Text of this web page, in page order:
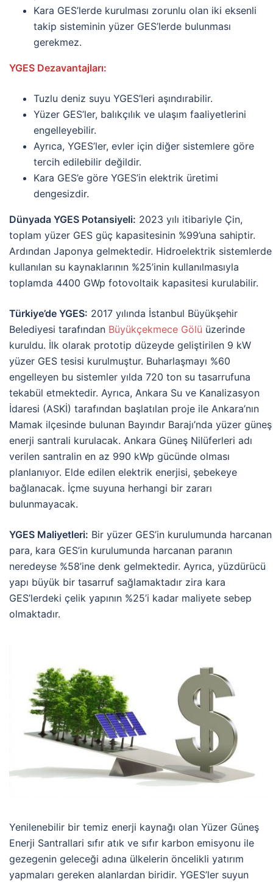
Kara GES’lerde kurulması zorunlu olan iki eksenli
takip sisteminin yüzer GES’lerde bulunması
gerekmez.
YGES Dezavantajları:
Tuzlu deniz suyu YGES’leri aşındırabilir.
Yüzer GES’ler, balıkçılık ve ulaşım faaliyetlerini
engelleyebilir.
Ayrıca, YGES’ler, evler için diğer sistemlere göre
tercih edilebilir değildir.
Kara GES’e göre YGES’in elektrik üretimi
dengesizdir.
Dünyada YGES Potansiyeli: 2023 yılı itibariyle Çin,
toplam yüzer GES güç kapasitesinin %99’una sahiptir.
Ardından Japonya gelmektedir. Hidroelektrik sistemlerde
kullanılan su kaynaklarının %25’inin kullanılmasıyla
toplamda 4400 GWp fotovoltaik kapasitesi kurulabilir.
Türkiye’de YGES: 2017 yılında İstanbul Büyükşehir
Belediyesi tarafından Büyükçekmece Gölü üzerinde
kuruldu. İlk olarak prototip düzeyde geliştirilen 9 kW
yüzer GES tesisi kurulmuştur. Buharlaşmayı %60
engelleyen bu sistemler yılda 720 ton su tasarrufuna
tekabül etmektedir. Ayrıca, Ankara Su ve Kanalizasyon
İdaresi (ASKİ) tarafından başlatılan proje ile Ankara’nın
Mamak ilçesinde bulunan Bayındır Barajı’nda yüzer güneş
enerji santrali kurulacak. Ankara Güneş Nilüferleri adı
verilen santralin en az 990 kWp gücünde olması
planlanıyor. Elde edilen elektrik enerjisi, şebekeye
bağlanacak. İçme suyuna herhangi bir zararı
bulunmayacak.
YGES Maliyetleri: Bir yüzer GES’in kurulumunda harcanan
para, kara GES’in kurulumunda harcanan paranın
neredeyse %58’ine denk gelmektedir. Ayrıca, yüzdürücü
yapı büyük bir tasarruf sağlamaktadır zira kara
GES’lerdeki çelik yapının %25’i kadar maliyete sebep
olmaktadır.
Yenilenebilir bir temiz enerji kaynağı olan Yüzer Güneş
Enerji Santrallari sıfır atık ve sıfır karbon emisyonu ile
gezegenin geleceği adına ülkelerin öncelikli yatırım
yapmaları gereken alanlardan biridir. YGES’ler suyun